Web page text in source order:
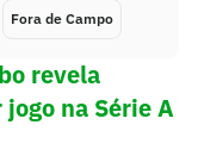
Fora de Campo
revela
na Série A